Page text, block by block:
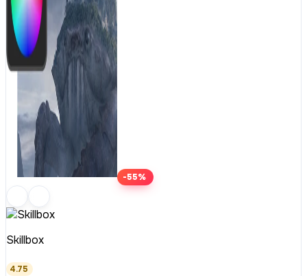
-55%
Skillbox
4.75